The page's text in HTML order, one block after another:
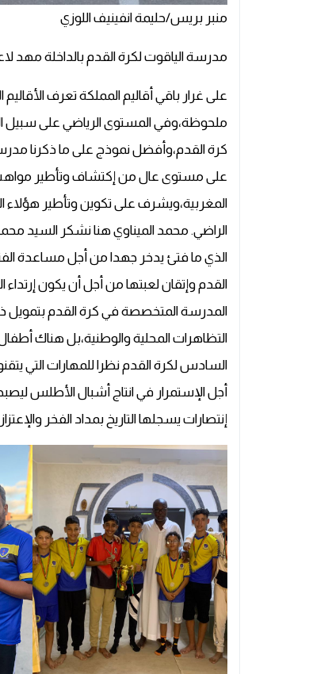
منبر بريس/حليمة انفينيف اللوزي
مدرسة الياقوت لكرة القدم بالداخلة مهد
على غرار باقي أقاليم المملكة تعرف
ملحوظة،وفي المستوى الرياضي على سبيل
كرة القدم،وأفضل نموذج على ما ذكرنا
على مستوى عال من إكتشاف وتأطير
المغربية،ويشرف على تكوين وتأطير هؤلاء
الراضي. محمد الميناوي هنا نشكر السيد
الذي ما فتئ يدخر جهدا من أجل مساعدة
القدم وإتقان لعبتها من أجل أن يكون
المدرسة المتخصصة في كرة القدم بتمويل
التظاهرات المحلية والوطنية،بل هناك
السادس لكرة القدم نظرا للمهارات التي
أجل الإستمرار في انتاج أشبال الأطلس
إنتصارات يسجلها التاريخ بمداد الفخر